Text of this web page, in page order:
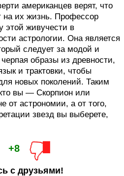
американцев верят, что
на их жизнь. Профессор
этой живучести в
астрологии. Она является
следует за модой и
образы из древности,
и трактовки, чтобы
новых поколений. Таким
вы — Скорпион или
от астрономии, а от того,
звезд вы выберете,
+8
с друзьями!